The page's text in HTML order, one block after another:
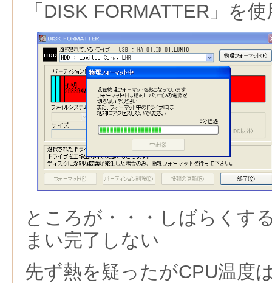
「DISK FORMATTER」を使
ところが・・・しばらくす
まい完了しない
先ず熱を疑ったがCPU温度